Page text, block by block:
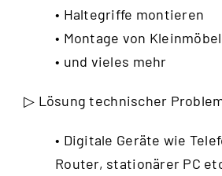
• Haltegriffe montieren
• Montage von
• und vieles mehr
▷ Lösung technischer
• Digitale Geräte wie
Router, stationärer PC